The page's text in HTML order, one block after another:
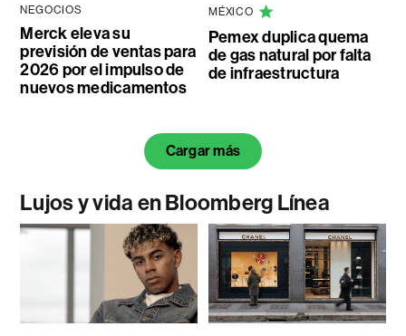
NEGOCIOS
Merck eleva su
previsión de ventas para
2026 por el impulso de
nuevos medicamentos
MÉXICO
Pemex duplica quema
de gas natural por falta
de infraestructura
Cargar más
Lujos y vida en Bloomberg Línea